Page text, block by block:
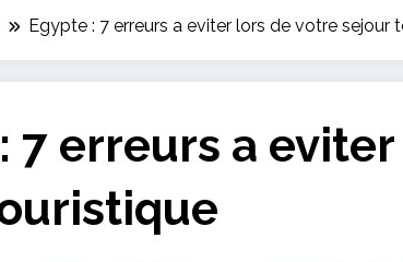
Egypte : 7 erreurs a eviter lors de votre sejour
7 erreurs a